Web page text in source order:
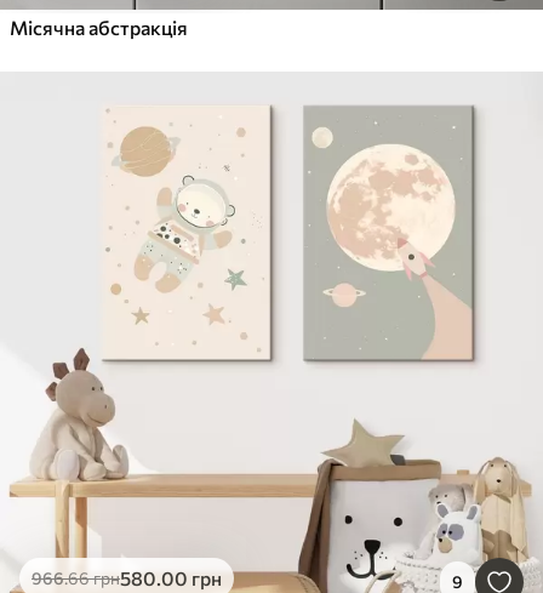
Місячна абстракція
966.66грн580.00 грн 9